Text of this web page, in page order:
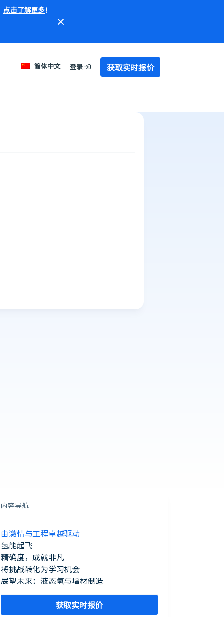
点击了解更多！
简体中文 登录 获取实时报价
内容导航
由激情与工程卓越驱动
氢能起飞
精确度，成就非凡
将挑战转化为学习机会
展望未来：液态氢与增材制造
获取实时报价